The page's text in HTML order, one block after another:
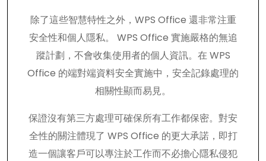
除了這些智慧特性之外，WPS Office 還非常注重
安全性和個人隱私。 WPS Office 實施嚴格的無追
蹤計劃，不會收集使用者的個人資訊。在 WPS
Office 的端對端資料安全實施中，安全記錄處理的
相關性顯而易見。
保證沒有第三方處理可確保所有工作都保密。對安
全性的關注體現了 WPS Office 的更大承諾，即打
造一個讓客戶可以專注於工作而不必擔心隱私侵犯